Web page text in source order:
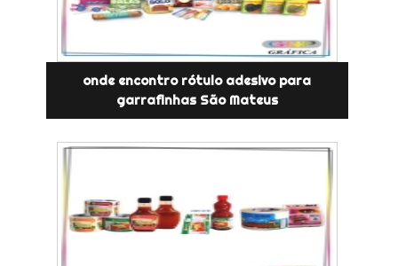
onde encontro rótulo adesivo para
garrafinhas São Mateus